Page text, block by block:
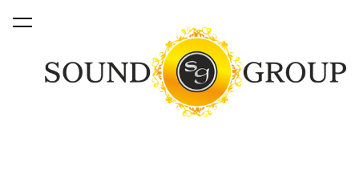
lisati ostukorvi. Vaata ostukorvi